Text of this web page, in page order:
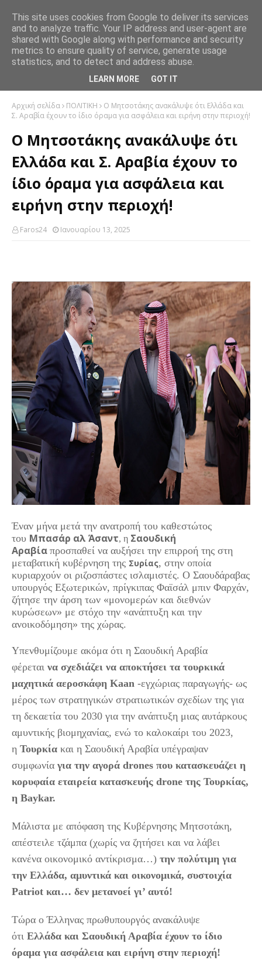
Αρχική σελίδα ΠΟΛΙΤΙΚΗ
Ο Μητσοτάκης ανακάλυψε ότι Ελλάδα και
Σ. Αραβία έχουν το ίδιο όραμα για ασφάλεια και ειρήνη στην περιοχή!
Ο Μητσοτάκης ανακάλυψε ότι
Ελλάδα και Σ. Αραβία έχουν το
ίδιο όραμα για ασφάλεια και
ειρήνη στην περιοχή!
Faros24 Ιανουαρίου 13, 2025
Έναν μήνα μετά την ανατροπή του καθεστώτος
του Μπασάρ αλ Άσαντ, η Σαουδική
Αραβία προσπαθεί να αυξήσει την επιρροή της στη
μεταβατική κυβέρνηση της Συρίας, στην οποία
κυριαρχούν οι ριζοσπάστες ισλαμιστές. Ο Σαουδάραβας
υπουργός Εξωτερικών, πρίγκιπας Φαϊσάλ μπιν Φαρχάν,
ζήτησε την άρση των «μονομερών και διεθνών
κυρώσεων» με στόχο την «ανάπτυξη και την
ανοικοδόμηση» της χώρας.
Υπενθυμίζουμε ακόμα ότι η Σαουδική Αραβία
φέρεται να σχεδιάζει να αποκτήσει τα τουρκικά
μαχητικά αεροσκάφη Kaan -εγχώριας παραγωγής- ως
μέρος των στρατηγικών στρατιωτικών σχεδίων της για
τη δεκαετία του 2030 για την ανάπτυξη μιας αυτάρκους
αμυντικής βιομηχανίας, ενώ το καλοκαίρι του 2023,
η Τουρκία και η Σαουδική Αραβία υπέγραψαν
συμφωνία για την αγορά drones που κατασκευάζει η
κορυφαία εταιρεία κατασκευής drone της Τουρκίας,
η Baykar.
Μάλιστα με απόφαση της Κυβέρνησης Μητσοτάκη,
απέστειλε τζάμπα (χωρίς να ζητήσει και να λάβει
κανένα οικονομικό αντίκρισμα…) την πολύτιμη για
την Ελλάδα, αμυντικά και οικονομικά, συστοιχία
Patriot και… δεν μετανοεί γι’ αυτό!
Τώρα ο Έλληνας πρωθυπουργός ανακάλυψε
ότι Ελλάδα και Σαουδική Αραβία έχουν το ίδιο
όραμα για ασφάλεια και ειρήνη στην περιοχή!
This site uses cookies from Google to deliver its services
and to analyze traffic. Your IP address and user-agent are
shared with Google along with performance and security
metrics to ensure quality of service, generate usage
statistics, and to detect and address abuse.
LEARN MORE GOT IT